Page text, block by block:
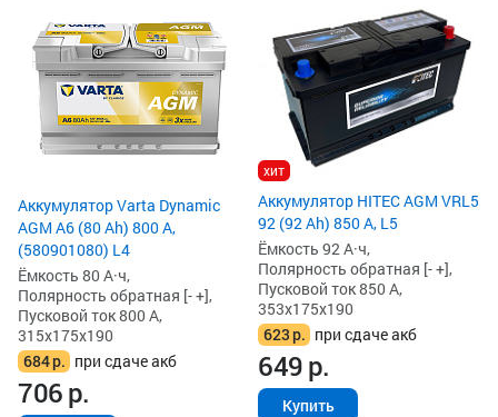
Аккумулятор Varta Dynamic
AGM A6 (80 Ah) 800 А,
(580901080) L4
Ёмкость 80 А·ч,
Полярность обратная [- +],
Пусковой ток 800 А,
315x175x190
684р. при сдаче акб
706р.
хит
Аккумулятор HITEC AGM VRL5
92 (92 Ah) 850 А, L5
Ёмкость 92 А·ч,
Полярность обратная [- +],
Пусковой ток 850 А,
353x175x190
623р. при сдаче акб
649р.
Купить